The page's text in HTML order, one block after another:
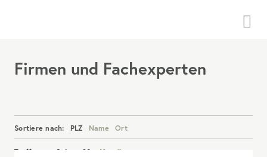
Firmen und Fachexperten
Sortiere nach: PLZ Name Ort
Treffer pro Seite: 20 40 alle